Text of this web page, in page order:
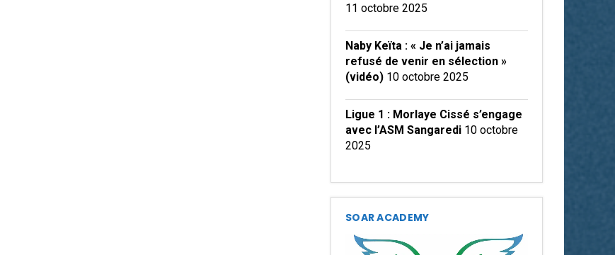
11 octobre 2025
Naby Keïta : « Je n’ai jamais
refusé de venir en sélection »
(vidéo) 10 octobre 2025
Ligue 1 : Morlaye Cissé s’engage
avec l’ASM Sangaredi 10 octobre
2025
SOAR ACADEMY